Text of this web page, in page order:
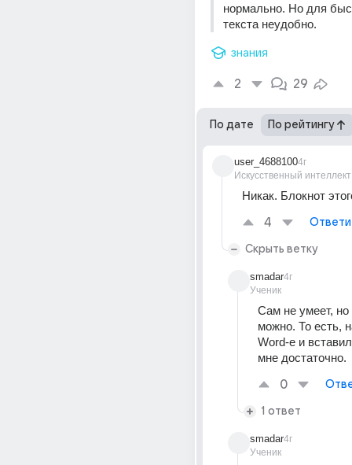
нормально. Но для
текста неудобно.
знания
2 29
По дате По рейтингу
user_4688100
Искусственный интеллект
4г
Никак. Блокнот
4
Скрыть ветку
smadar
Ученик
4г
Сам не умеет, но
можно. То есть,
Word-e и
мне достаточно.
0
1 ответ
smadar
Ученик
4г